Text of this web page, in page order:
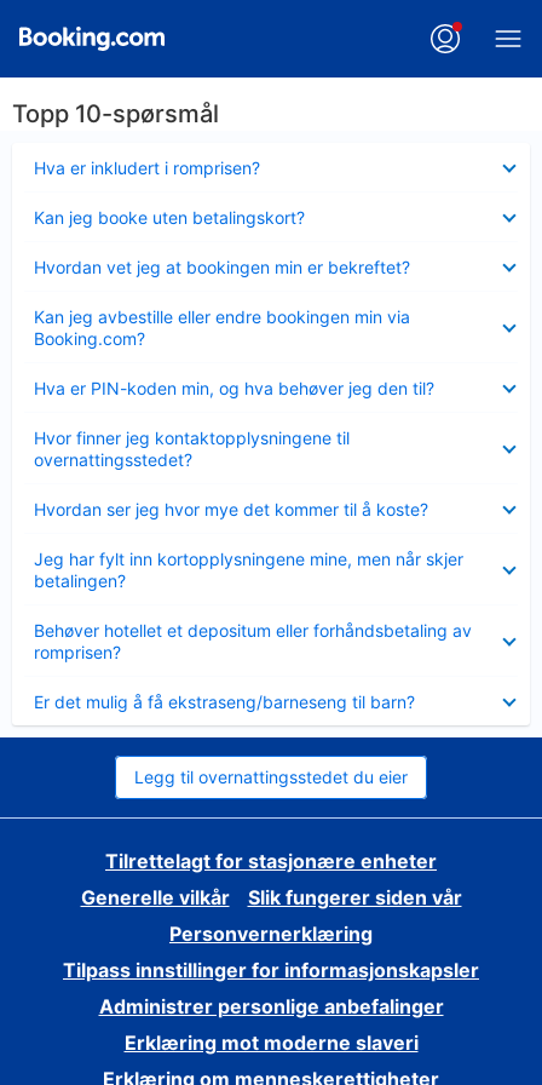
Topp 10-spørsmål
Hva er inkludert i romprisen?
mindre
Kan jeg booke uten betalingskort?
mindre
Hvordan vet jeg at bookingen min er bekreftet?
mindre
Kan jeg avbestille eller endre bookingen min via
Booking.com?
mindre
Hva er PIN-koden min, og hva behøver jeg den til?
mindre
Hvor finner jeg kontaktopplysningene til
overnattingsstedet?
mindre
Hvordan ser jeg hvor mye det kommer til å koste?
mindre
Jeg har fylt inn kortopplysningene mine, men når skjer
betalingen?
mindre
Behøver hotellet et depositum eller forhåndsbetaling av
romprisen?
mindre
Er det mulig å få ekstraseng/barneseng til barn?
mindre
Legg til overnattingsstedet du eier
Tilrettelagt for stasjonære enheter
Generelle vilkår
Slik fungerer siden vår
Personvernerklæring
Tilpass innstillinger for informasjonskapsler
Administrer personlige anbefalinger
Erklæring mot moderne slaveri
Erklæring om menneskerettigheter